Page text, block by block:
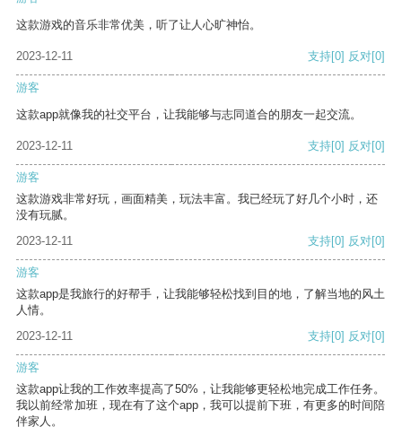
这款游戏的音乐非常优美，听了让人心旷神怡。
2023-12-11 支持[0] 反对[0]
游客
这款app就像我的社交平台，让我能够与志同道合的朋友一起交流。
2023-12-11 支持[0] 反对[0]
游客
这款游戏非常好玩，画面精美，玩法丰富。我已经玩了好几个小时，还
没有玩腻。
2023-12-11
支持[0] 反对[0]
游客
这款app是我旅行的好帮手，让我能够轻松找到目的地，了解当地的风土
人情。
2023-12-11
支持[0] 反对[0]
游客
这款app让我的工作效率提高了50%，让我能够更轻松地完成工作任务。
我以前经常加班，现在有了这个app，我可以提前下班，有更多的时间陪
伴家人。